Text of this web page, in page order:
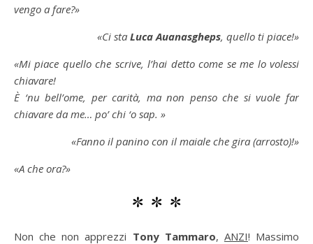
vengo a fare?»
«Ci sta Luca Auanasgheps, quello ti piace!»
«Mi piace quello che scrive, l’hai detto come se me lo volessi
chiavare!
È ‘nu bell’ome, per carità, ma non penso che si vuole far
chiavare da me… po’ chi ‘o sap. »
«Fanno il panino con il maiale che gira (arrosto)!»
«A che ora?»
* * *
Non che non apprezzi Tony Tammaro, ANZI! Massimo